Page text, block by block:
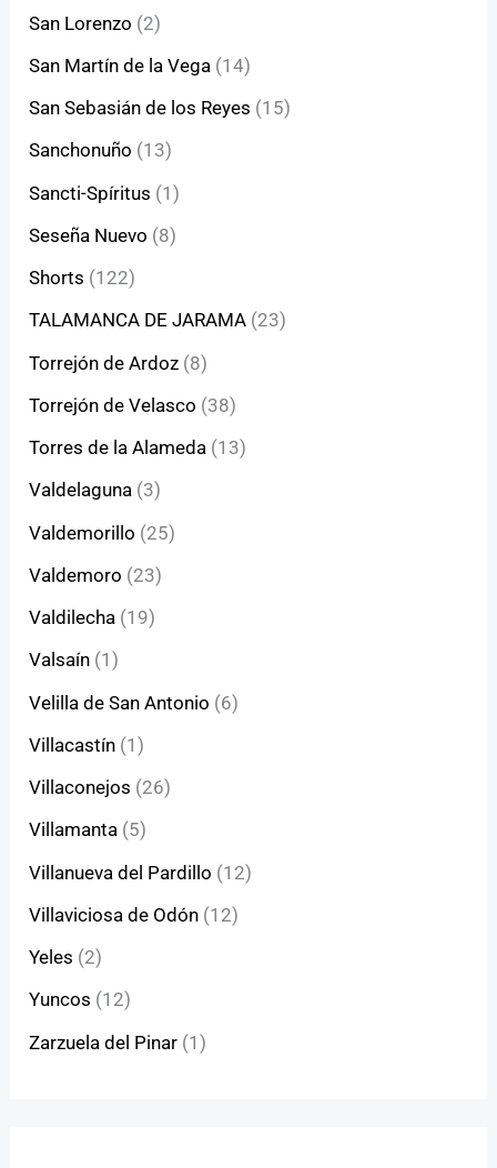
San Lorenzo (2)
San Martín de la Vega (14)
San Sebasián de los Reyes (15)
Sanchonuño (13)
Sancti-Spíritus (1)
Seseña Nuevo (8)
Shorts (122)
TALAMANCA DE JARAMA (23)
Torrejón de Ardoz (8)
Torrejón de Velasco (38)
Torres de la Alameda (13)
Valdelaguna (3)
Valdemorillo (25)
Valdemoro (23)
Valdilecha (19)
Valsaín (1)
Velilla de San Antonio (6)
Villacastín (1)
Villaconejos (26)
Villamanta (5)
Villanueva del Pardillo (12)
Villaviciosa de Odón (12)
Yeles (2)
Yuncos (12)
Zarzuela del Pinar (1)